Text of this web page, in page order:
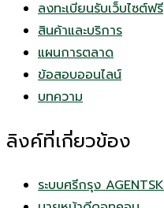
ลงทะเบียนรับเว็บไซต์ฟรี
สินค้าและบริการ
แผนการตลาด
ข้อสอบออนไลน์
บทความ
ลิงค์ที่เกี่ยวข้อง
ระบบศรีกรุง AGENTSK